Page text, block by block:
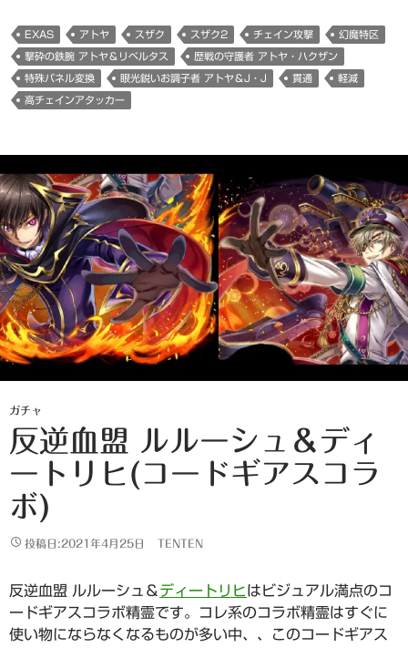
EXAS アトヤ スザク スザク2 チェイン攻撃 幻魔特区
撃砕の鉄腕 アトヤ＆リベルタス 歴戦の守護者 アトヤ・ハクザン
特殊パネル変換 眼光鋭いお調子者 アトヤ＆J・J 貫通 軽減
高チェインアタッカー
ガチャ
反逆血盟 ルルーシュ＆ディ
ートリヒ(コードギアスコラ
ボ)
投稿日:2021年4月25日 TENTEN
反逆血盟 ルルーシュ＆ ディートリヒはビジュアル満点のコ
ードギアスコラボ精霊です。コレ系のコラボ精霊はすぐに
使い物にならなくなるものが多い中、、このコードギアス